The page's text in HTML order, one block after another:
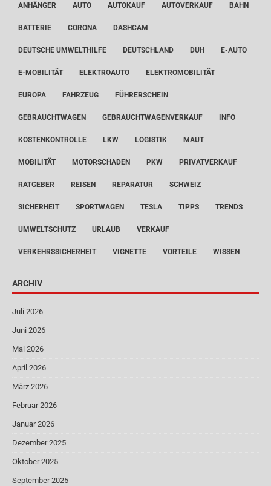
ANHÄNGER AUTO AUTOKAUF AUTOVERKAUF BAHN
BATTERIE CORONA DASHCAM
DEUTSCHE UMWELTHILFE DEUTSCHLAND DUH E-AUTO
E-MOBILITÄT ELEKTROAUTO ELEKTROMOBILITÄT
EUROPA FAHRZEUG FÜHRERSCHEIN
GEBRAUCHTWAGEN GEBRAUCHTWAGENVERKAUF INFO
KOSTENKONTROLLE LKW LOGISTIK MAUT
MOBILITÄT MOTORSCHADEN PKW PRIVATVERKAUF
RATGEBER REISEN REPARATUR SCHWEIZ
SICHERHEIT SPORTWAGEN TESLA TIPPS TRENDS
UMWELTSCHUTZ URLAUB VERKAUF
VERKEHRSSICHERHEIT VIGNETTE VORTEILE WISSEN
ARCHIV
Juli 2026
Juni 2026
Mai 2026
April 2026
März 2026
Februar 2026
Januar 2026
Dezember 2025
Oktober 2025
September 2025